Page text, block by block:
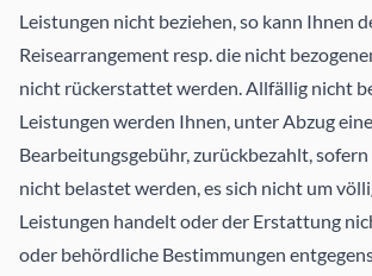
Leistungen nicht beziehen, so kann Ihnen
Reisearrangement resp. die nicht
nicht rückerstattet werden. Allfällig nicht
Leistungen werden Ihnen, unter Abzug
Bearbeitungsgebühr, zurückbezahlt, sofern
nicht belastet werden, es sich nicht um
Leistungen handelt oder der Erstattung
oder behördliche Bestimmungen